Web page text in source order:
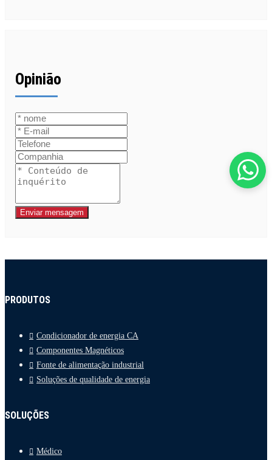
Opinião
Enviar mensagem
PRODUTOS
Condicionador de energia CA
Componentes Magnéticos
Fonte de alimentação industrial
Soluções de qualidade de energia
SOLUÇÕES
Médico